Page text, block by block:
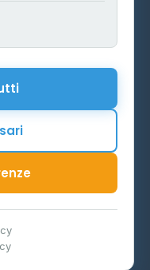
e del Made in Italy